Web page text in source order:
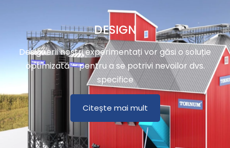
DESIGN
Designerii noștri experimentați vor găsi o soluție
optimizată – pentru a se potrivi nevoilor dvs.
specifice
Citește mai mult